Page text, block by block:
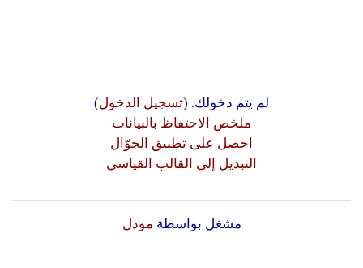
لم يتم دخولك. (تسجيل الدخول)
ملخص الاحتفاظ بالبيانات
احصل على تطبيق الجوّال
التبديل إلى القالب القياسي
مشغل بواسطة مودل